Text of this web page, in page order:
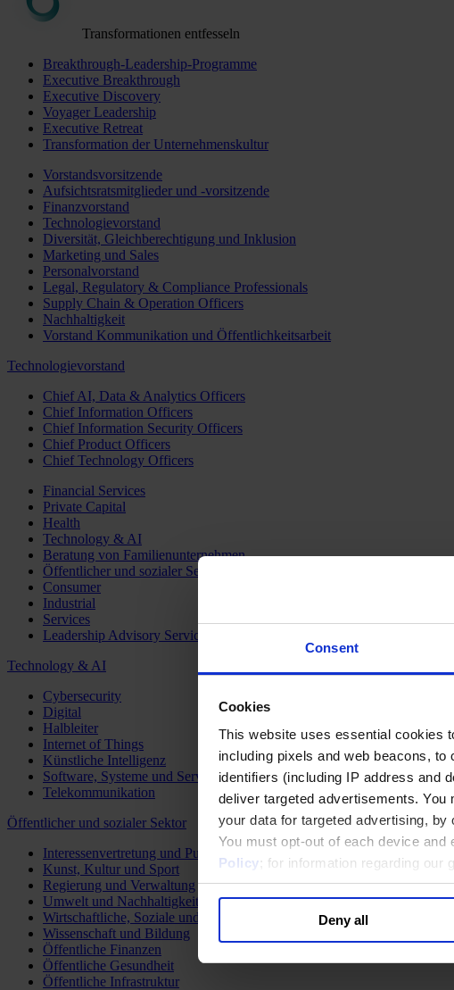
Consent
Cookies
This website uses essential cookies
including pixels and web beacons,
identifiers (including IP address and
deliver targeted advertisements.
your data for targeted advertising, by
You must opt-out of each device and
Policy; for information regarding our
Deny all
Transformationen entfesseln
Breakthrough-Leadership-Programme
Executive Breakthrough
Executive Discovery
Voyager Leadership
Executive Retreat
Transformation der Unternehmenskultur
Vorstandsvorsitzende
Aufsichtsratsmitglieder und -vorsitzende
Finanzvorstand
Technologievorstand
Diversität, Gleichberechtigung und Inklusion
Marketing und Sales
Personalvorstand
Legal, Regulatory & Compliance Professionals
Supply Chain & Operation Officers
Nachhaltigkeit
Vorstand Kommunikation und Öffentlichkeitsarbeit
Technologievorstand
Chief AI, Data & Analytics Officers
Chief Information Officers
Chief Information Security Officers
Chief Product Officers
Chief Technology Officers
Financial Services
Private Capital
Health
Technology & AI
Beratung von Familienunternehmen
Öffentlicher und sozialer Sektor
Consumer
Industrial
Services
Leadership Advisory Services
Technology & AI
Cybersecurity
Digital
Halbleiter
Internet of Things
Künstliche Intelligenz
Software, Systeme und Services
Telekommunikation
Öffentlicher und sozialer Sektor
Interessenvertretung und Public Affairs
Kunst, Kultur und Sport
Regierung und Verwaltung
Umwelt und Nachhaltigkeit
Wirtschaftliche, Soziale und Humanitäre Entwicklung
Wissenschaft und Bildung
Öffentliche Finanzen
Öffentliche Gesundheit
Öffentliche Infrastruktur